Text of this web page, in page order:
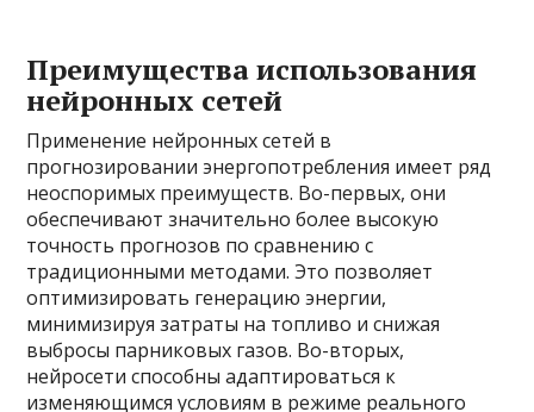
Преимущества использования
нейронных сетей
Применение нейронных сетей в
прогнозировании энергопотребления имеет ряд
неоспоримых преимуществ. Во-первых, они
обеспечивают значительно более высокую
точность прогнозов по сравнению с
традиционными методами. Это позволяет
оптимизировать генерацию энергии,
минимизируя затраты на топливо и снижая
выбросы парниковых газов. Во-вторых,
нейросети способны адаптироваться к
изменяющимся условиям в режиме реального